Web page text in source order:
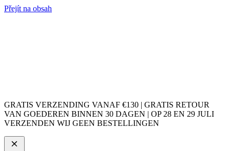
Přejít na obsah
GRATIS VERZENDING VANAF €130 | GRATIS RETOUR
VAN GOEDEREN BINNEN 30 DAGEN | OP 28 EN 29 JULI
VERZENDEN WIJ GEEN BESTELLINGEN